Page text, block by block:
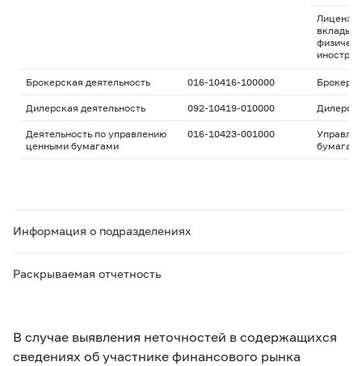
вклады
Брокерская деятельность 016-10416-100000
Дилерская деятельность 092-10419-010000
Деятельность по управлению
ценными бумагами
016-10423-001000
Информация о подразделениях
Раскрываемая отчетность
В случае выявления неточностей в содержащихся
сведениях об участнике финансового рынка